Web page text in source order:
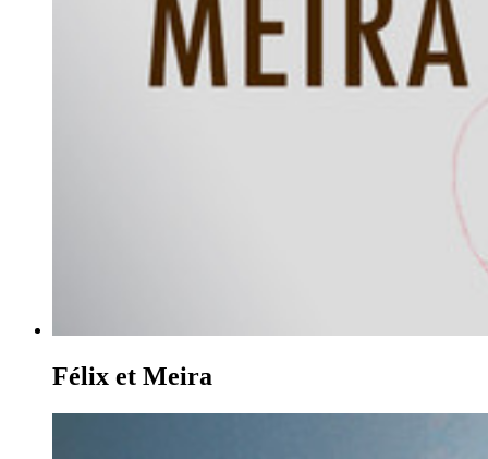
Félix et Meira